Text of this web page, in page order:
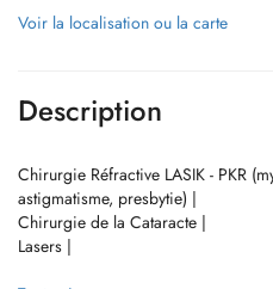
Voir la localisation ou la carte
Description
Chirurgie Réfractive LASIK - PKR
astigmatisme, presbytie) |
Chirurgie de la Cataracte |
Lasers |